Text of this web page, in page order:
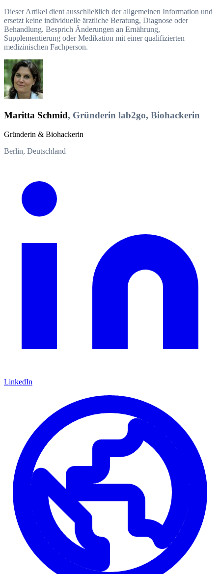
Dieser Artikel dient ausschließlich der allgemeinen Information und
ersetzt keine individuelle ärztliche Beratung, Diagnose oder
Behandlung. Besprich Änderungen an Ernährung,
Supplementierung oder Medikation mit einer qualifizierten
medizinischen Fachperson.
Maritta Schmid, Gründerin lab2go, Biohackerin
Gründerin & Biohackerin
Berlin, Deutschland
LinkedIn